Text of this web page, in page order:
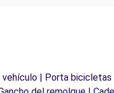
| Porta bicicletas